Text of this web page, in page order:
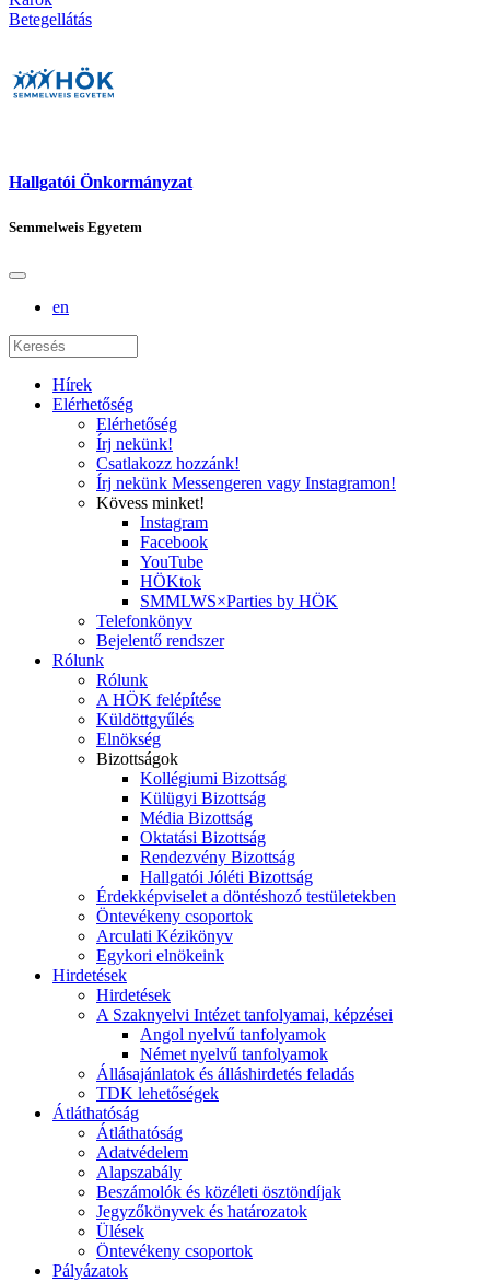
Betegellátás
Hallgatói Önkormányzat
Semmelweis Egyetem
en
Hírek
Elérhetőség
Elérhetőség
Írj nekünk!
Csatlakozz hozzánk!
Írj nekünk Messengeren vagy Instagramon!
Kövess minket!
Instagram
Facebook
YouTube
HÖKtok
SMMLWS×Parties by HÖK
Telefonkönyv
Bejelentő rendszer
Rólunk
Rólunk
A HÖK felépítése
Küldöttgyűlés
Elnökség
Bizottságok
Kollégiumi Bizottság
Külügyi Bizottság
Média Bizottság
Oktatási Bizottság
Rendezvény Bizottság
Hallgatói Jóléti Bizottság
Érdekképviselet a döntéshozó testületekben
Öntevékeny csoportok
Arculati Kézikönyv
Egykori elnökeink
Hirdetések
Hirdetések
A Szaknyelvi Intézet tanfolyamai, képzései
Angol nyelvű tanfolyamok
Német nyelvű tanfolyamok
Állásajánlatok és álláshirdetés feladás
TDK lehetőségek
Átláthatóság
Átláthatóság
Adatvédelem
Alapszabály
Beszámolók és közéleti ösztöndíjak
Jegyzőkönyvek és határozatok
Ülések
Öntevékeny csoportok
Pályázatok